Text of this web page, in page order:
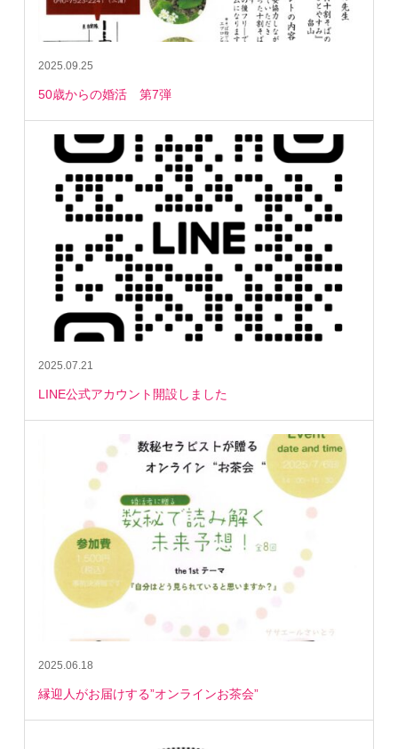
2025.09.25
50歳からの婚活 第7弾
2025.07.21
LINE公式アカウント開設しました
2025.06.18
縁迎人がお届けする”オンラインお茶会”